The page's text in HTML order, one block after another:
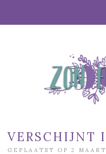
VERSCHIJNT
GEPLAATST OP 2